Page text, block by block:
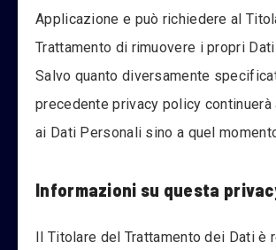
Applicazione e può richiedere al
Trattamento di rimuovere i propri
Salvo quanto diversamente
precedente privacy policy
ai Dati Personali sino a quel
Informazioni su questa
Il Titolare del Trattamento dei Dati è